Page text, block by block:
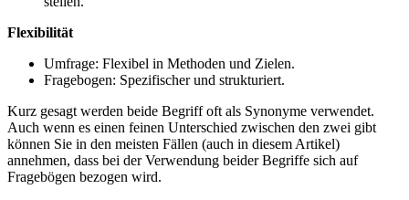
Flexibilität
Umfrage: Flexibel in Methoden und Zielen.
Fragebogen: Spezifischer und strukturiert.
Kurz gesagt werden beide Begriff oft als Synonyme verwendet.
Auch wenn es einen feinen Unterschied zwischen den zwei gibt
können Sie in den meisten Fällen (auch in diesem Artikel)
annehmen, dass bei der Verwendung beider Begriffe sich auf
Fragebögen bezogen wird.